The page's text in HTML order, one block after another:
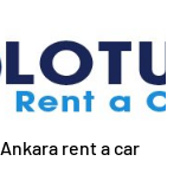
Ankara rent a car